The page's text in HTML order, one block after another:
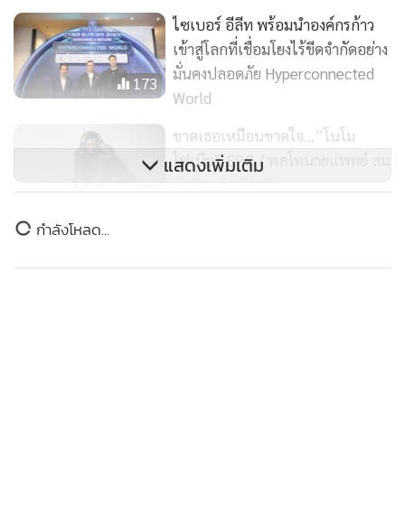
อย่างอีคอมเมิร์ซก็สามารถจะส่งของล่วงหน้าได้เลย เขารู้เลยว่าอีก
1 เดือนเราต้องการอะไร มันจะรู้จักเราดีกว่าที่เรารู้จักเสียอีก สิ่งที่
มันขึ้นมาให้เราเห็นมันจะถูกใจเรา เพราะมันได้เกิดการเรียนรู้
ชีวิตของเราแทบหมดแล้ว แถมยังคาดเดาอนาคตได้อีกด้วย ทุก
คนจะมีเอไอส่วนตัว ที่จะคอยเก็บประวัติของเราทุกอย่างรู้ใจเรา
สามารถติดตามเราทุกย่างก้าว เราไม่ต้องพิมพ์เองแล้วแค่พูดคุย
กับเอไอของเราก็พอ
173
ไซเบอร์ อีลีท พร้อมนำองค์กรก้าว
เข้าสู่โลกที่เชื่อมโยงไร้ขีดจำกัดอย่าง
มั่นคงปลอดภัย Hyperconnected
World
279
ขาดเธอเหมือนขาดใจ...”โนโม
โฟเบีย” EP.2 / พลโทนายแพทย์ สม
ศักดิ์ เถกิงเกียรติ
แสดงเพิ่มเติม
ข่าวในหมวดล่าสุด